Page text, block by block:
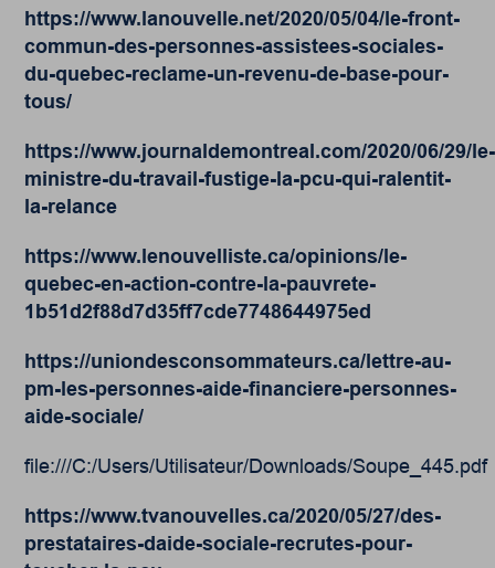
https://www.lanouvelle.net/2020/05/04/le-front-
commun-des-personnes-assistees-sociales-
du-quebec-reclame-un-revenu-de-base-pour-
tous/
https://www.journaldemontreal.com/2020/06/29/le-
ministre-du-travail-fustige-la-pcu-qui-ralentit-
la-relance
https://www.lenouvelliste.ca/opinions/le-
quebec-en-action-contre-la-pauvrete-
1b51d2f88d7d35ff7cde7748644975ed
https://uniondesconsommateurs.ca/lettre-au-
pm-les-personnes-aide-financiere-personnes-
aide-sociale/
file:///C:/Users/Utilisateur/Downloads/Soupe_445.pdf
https://www.tvanouvelles.ca/2020/05/27/des-
prestataires-daide-sociale-recrutes-pour-